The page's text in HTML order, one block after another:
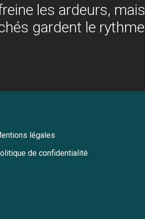
les ardeurs, mais
gardent le rythme
légales
de confidentialité